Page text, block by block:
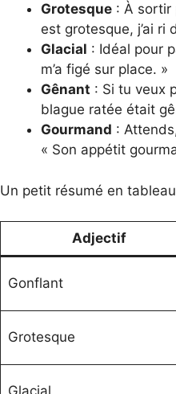
Grotesque : À sortir
est grotesque, j’ai ri
Glacial : Idéal pour
m’a figé sur place. »
Gênant : Si tu veux
blague ratée était
Gourmand :
« Son appétit
Un petit résumé en
Adjectif
Gonflant
Grotesque